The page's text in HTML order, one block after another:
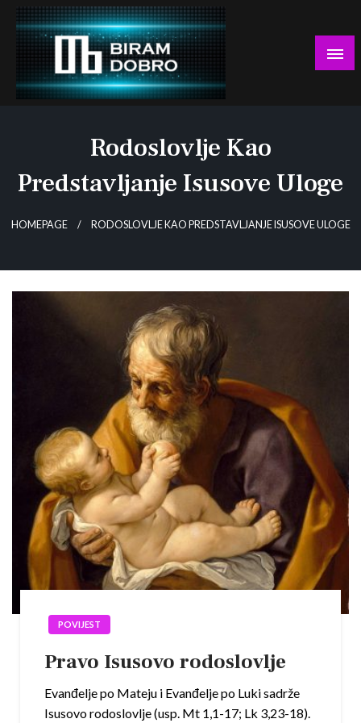
Skip
content
Rodoslovlje Kao
Predstavljanje Isusove Uloge
HOMEPAGE RODOSLOVLJE KAO PREDSTAVLJANJE ISUSOVE ULOGE
POVIJEST
Pravo Isusovo rodoslovlje
Evanđelje po Mateju i Evanđelje po Luki sadrže
Isusovo rodoslovlje (usp. Mt 1,1-17; Lk 3,23-18).